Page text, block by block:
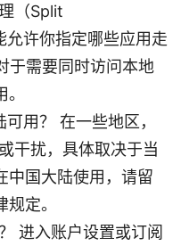
（Split
许你指定哪些应用走
于需要同时访问本地
用？ 在一些地区，
干扰，具体取决于当
中国大陆使用，请留
定。
进入账户设置或订阅